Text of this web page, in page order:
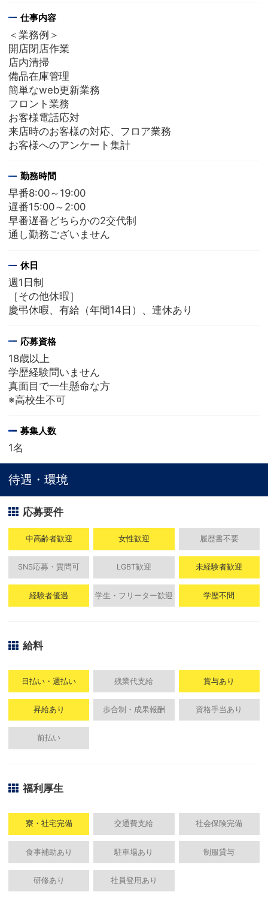
仕事内容
＜業務例＞
開店閉店作業
店内清掃
備品在庫管理
簡単なweb更新業務
フロント業務
お客様電話応対
来店時のお客様の対応、フロア業務
お客様へのアンケート集計
勤務時間
早番8:00～19:00
遅番15:00～2:00
早番遅番どちらかの2交代制
通し勤務ございません
休日
週1日制
［その他休暇］
慶弔休暇、有給（年間14日）、連休あり
応募資格
18歳以上
学歴経験問いません
真面目で一生懸命な方
※高校生不可
募集人数
1名
待遇・環境
応募要件
中高齢者歓迎 女性歓迎 履歴書不要
SNS応募・質問可 LGBT歓迎 未経験者歓迎
経験者優遇 学生・フリーター歓迎 学歴不問
給料
日払い・週払い 残業代支給 賞与あり
昇給あり 歩合制・成果報酬 資格手当あり
前払い
福利厚生
寮・社宅完備 交通費支給 社会保険完備
食事補助あり 駐車場あり 制服貸与
研修あり 社員登用あり